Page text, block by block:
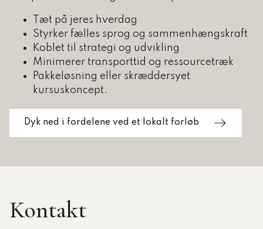
Tæt på jeres hverdag
Styrker fælles sprog og sammenhængskraft
Koblet til strategi og udvikling
Minimerer transporttid og ressourcetræk
Pakkeløsning eller skræddersyet
kursuskoncept.
Dyk ned i fordelene ved et lokalt forløb
Kontakt